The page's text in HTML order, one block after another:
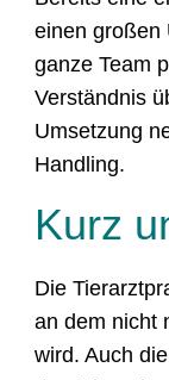
einen großen
ganze Team
Verständnis
Umsetzung
Handling.
Kurz
Die
an dem nicht
wird. Auch